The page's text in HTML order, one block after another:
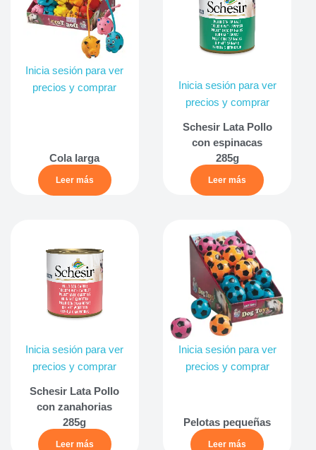
Inicia sesión para ver
precios y comprar
Cola larga
Leer más
Inicia sesión para ver
precios y comprar
Schesir Lata Pollo
con espinacas
285g
Leer más
Inicia sesión para ver
precios y comprar
Schesir Lata Pollo
con zanahorias
285g
Leer más
Inicia sesión para ver
precios y comprar
Pelotas pequeñas
Leer más